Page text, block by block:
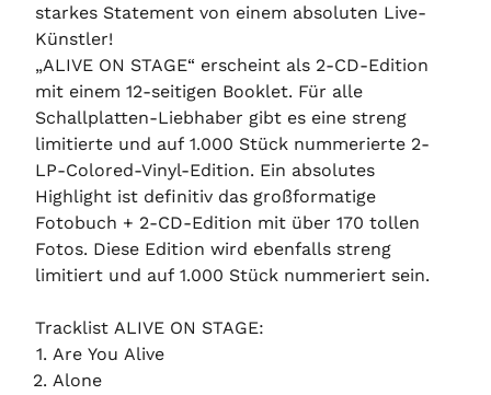
starkes Statement von einem absoluten Live-
Künstler!
„ALIVE ON STAGE“ erscheint als 2-CD-Edition
mit einem 12-seitigen Booklet. Für alle
Schallplatten-Liebhaber gibt es eine streng
limitierte und auf 1.000 Stück nummerierte 2-
LP-Colored-Vinyl-Edition. Ein absolutes
Highlight ist definitiv das großformatige
Fotobuch + 2-CD-Edition mit über 170 tollen
Fotos. Diese Edition wird ebenfalls streng
limitiert und auf 1.000 Stück nummeriert sein.
Tracklist ALIVE ON STAGE:
Are You Alive
Alone